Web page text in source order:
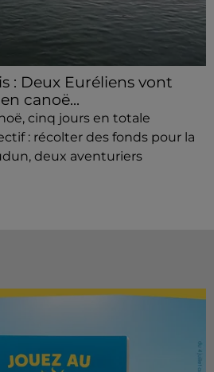
: Deux Euréliens vont
canoë...
cinq jours en totale
: récolter des fonds pour la
deux aventuriers